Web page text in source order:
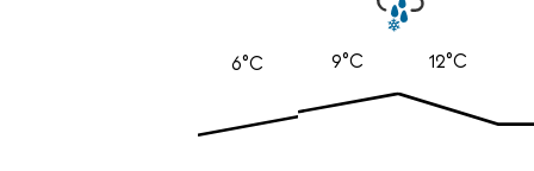
6°C 9°C 12°C